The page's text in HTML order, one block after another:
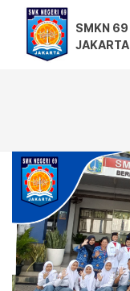
SMKN 69
JAKARTA